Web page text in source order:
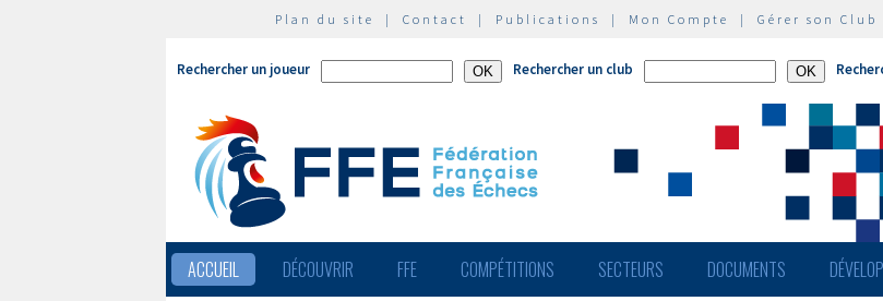
Plan du site | Contact | Publications | Mon Compte | Gérer son Club
Rechercher un joueur Rechercher un club
ACCUEIL DÉCOUVRIR FFE COMPÉTITIONS SECTEURS DOCUMENTS